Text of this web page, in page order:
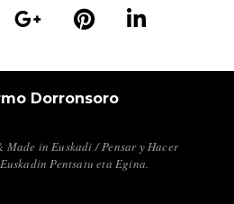
Dorronsoro
Made in Euskadi / Pensar y Hacer
Pentsatu eta Egina.